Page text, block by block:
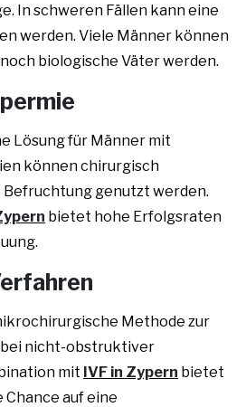
In schweren Fällen kann eine
werden. Viele Männer können
biologische Väter werden.
Lösung für Männer mit
können chirurgisch
Befruchtung genutzt werden.
bietet hohe Erfolgsraten
Methode zur
nicht-obstruktiver
mit IVF in Zypern bietet
Chance auf eine